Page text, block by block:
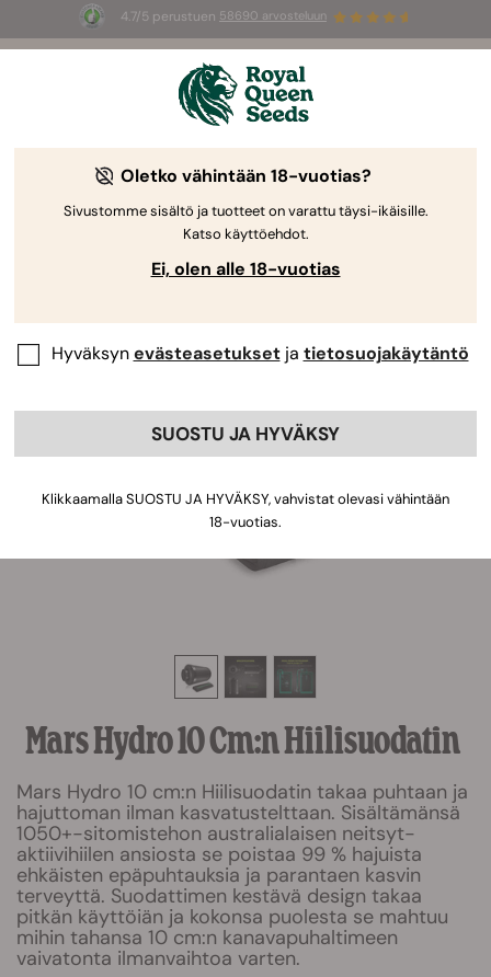
4.7/5 perustuen 58690 arvosteluun
3 White Widow Auto mag
Mars Hydro 10 Cm:n Hiilisuodatin
Mars Hydro 10 cm:n Hiilisuodatin takaa puhtaan ja
hajuttoman ilman kasvatustelttaan. Sisältämänsä
1050+-sitomistehon australialaisen neitsyt-
aktiivihiilen ansiosta se poistaa 99 % hajuista
ehkäisten epäpuhtauksia ja parantaen kasvin
terveyttä. Suodattimen kestävä design takaa
pitkän käyttöiän ja kokonsa puolesta se mahtuu
mihin tahansa 10 cm:n kanavapuhaltimeen
vaivatonta ilmanvaihtoa varten.
Oletko vähintään 18-vuotias?
Sivustomme sisältö ja tuotteet on varattu täysi-ikäisille.
Katso käyttöehdot.
Ei, olen alle 18-vuotias
Hyväksynevästeasetuksetja tietosuojakäytäntö
SUOSTU JA HYVÄKSY
Klikkaamalla SUOSTU JA HYVÄKSY, vahvistat olevasi vähintään
18-vuotias.